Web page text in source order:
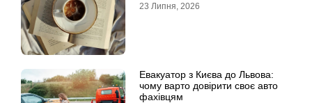
23 Липня, 2026
Евакуатор з Києва до Львова:
чому варто довірити своє авто
фахівцям